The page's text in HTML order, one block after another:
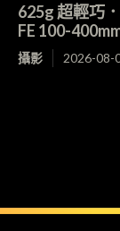
625g 超輕巧
FE 100-
攝影 2026-08-